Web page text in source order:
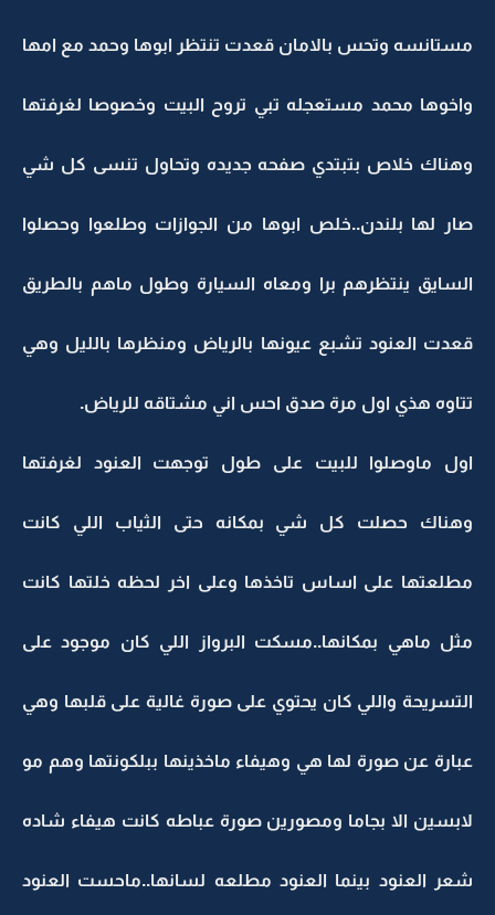
مستانسه وتحس بالامان قعدت تنتظر ابوها وحمد مع امها
واخوها محمد مستعجله تبي تروح البيت وخصوصا لغرفتها
وهناك خلاص بتبتدي صفحه جديده وتحاول تنسى كل شي
صار لها بلندن..خلص ابوها من الجوازات وطلعوا وحصلوا
السايق ينتظرهم برا ومعاه السيارة وطول ماهم بالطريق
قعدت العنود تشبع عيونها بالرياض ومنظرها بالليل وهي
تتاوه هذي اول مرة صدق احس اني مشتاقه للرياض.
اول ماوصلوا للبيت على طول توجهت العنود لغرفتها
وهناك حصلت كل شي بمكانه حتى الثياب اللي كانت
مطلعتها على اساس تاخذها وعلى اخر لحظه خلتها كانت
مثل ماهي بمكانها..مسكت البرواز اللي كان موجود على
التسريحة واللي كان يحتوي على صورة غالية على قلبها وهي
عبارة عن صورة لها هي وهيفاء ماخذينها ببلكونتها وهم مو
لابسين الا بجاما ومصورين صورة عباطه كانت هيفاء شاده
شعر العنود بينما العنود مطلعه لسانها..ماحست العنود